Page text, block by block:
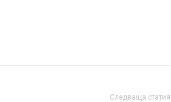
Следваща статия